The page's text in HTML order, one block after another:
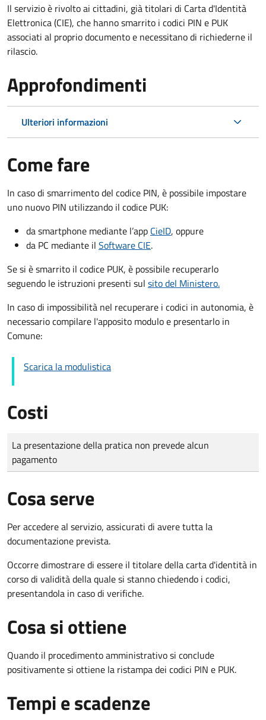
Il servizio è rivolto ai cittadini, già titolari di Carta d'Identità
Elettronica (CIE), che hanno smarrito i codici PIN e PUK
associati al proprio documento e necessitano di richiederne il
rilascio.
Approfondimenti
Ulteriori informazioni
Come fare
In caso di smarrimento del codice PIN, è possibile impostare
uno nuovo PIN utilizzando il codice PUK:
da smartphone mediante l’app CieID, oppure
da PC mediante il Software CIE.
Se si è smarrito il codice PUK, è possibile recuperarlo
seguendo le istruzioni presenti sul sito del Ministero.
In caso di impossibilità nel recuperare i codici in autonomia, è
necessario compilare l'apposito modulo e presentarlo in
Comune:
Scarica la modulistica
Costi
Tipo di pagamento
Importo
La presentazione della pratica non prevede alcun
pagamento
Cosa serve
Per accedere al servizio, assicurati di avere tutta la
documentazione prevista.
Occorre dimostrare di essere il titolare della carta d'identità in
corso di validità della quale si stanno chiedendo i codici,
presentandola in caso di verifiche.
Cosa si ottiene
Quando il procedimento amministrativo si conclude
positivamente si ottiene la ristampa dei codici PIN e PUK.
Tempi e scadenze